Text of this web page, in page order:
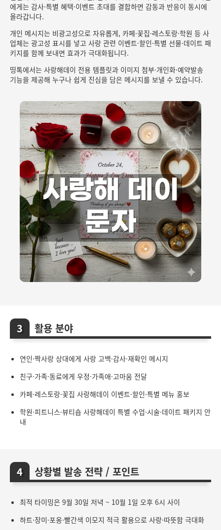
에게는 감사·특별 혜택·이벤트 초대를 결합하면 감동과 반응이 동시에
올라갑니다.
개인 메시지는 비광고성으로 자유롭게, 카페·꽃집·레스토랑·학원 등 사
업체는 광고성 표시를 넣고 사랑 관련 이벤트·할인·특별 선물·데이트 패
키지를 함께 보내면 효과가 극대화됩니다.
띵톡에서는 사랑해데이 전용 템플릿과 이미지 첨부·개인화·예약발송
기능을 제공해 누구나 쉽게 진심을 담은 메시지를 보낼 수 있습니다.
활용 분야
연인·짝사랑 상대에게 사랑 고백·감사·재확인 메시지
친구·가족·동료에게 우정·가족애·고마움 전달
카페·레스토랑·꽃집 사랑해데이 이벤트·할인·특별 메뉴 홍보
학원·피트니스·뷰티숍 사랑해데이 특별 수업·시술·데이트 패키지 안
내
상황별 발송 전략 / 포인트
최적 타이밍은 9월 30일 저녁 ~ 10월 1일 오후 6시 사이
하트·장미·포옹·빨간색 이모지 적극 활용으로 사랑·따뜻함 극대화